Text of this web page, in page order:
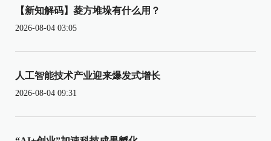
【新知解码】菱方堆垛有什么用？
2026-08-04 03:05
人工智能技术产业迎来爆发式增长
2026-08-04 09:31